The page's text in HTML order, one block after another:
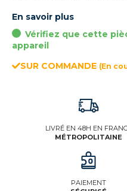
En savoir plus
Vérifiez que cette
appareil
SUR COMMANDE (En
LIVRÉ EN 48H EN
MÉTROPOLITAINE
PAIEMENT